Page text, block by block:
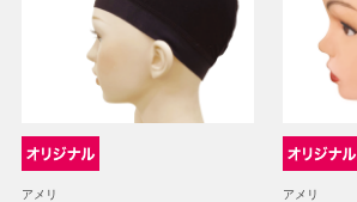
アメリ アメリ